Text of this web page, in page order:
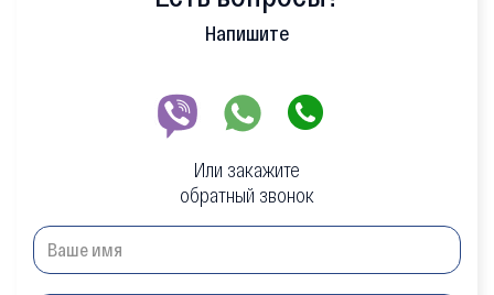
Напишите
Или закажите
обратный звонок